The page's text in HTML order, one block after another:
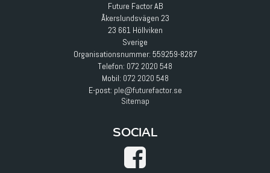
Future Factor AB
Åkerslundsvägen 23
23 661 Höllviken
Sverige
Organisationsnummer: 559259-8287
Telefon: 072 2020 548
Mobil: 072 2020 548
E-post: ple@futurefactor.se
Sitemap
SOCIAL